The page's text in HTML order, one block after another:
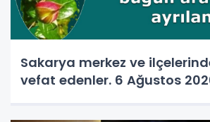
Sakarya merkez ve
vefat edenler. 6 Ağustos